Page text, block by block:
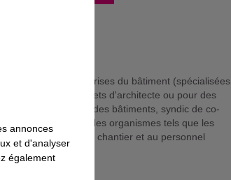
dans des entreprises du bâtiment (spécialisées
d'état), des cabinets d'architecte ou pour des
diverses sur des bâtiments, syndic de co-
ou pour des organismes tels que les
liées à un chantier et au personnel
relation client.
annonces
et d'analyser
également